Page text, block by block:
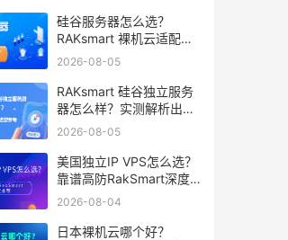
硅谷服务器怎么选？
RAKsmart 裸机云适配跨
境电商 手游后台
2026-08-05
RAKsmart 硅谷独立服务
器怎么样？实测解析出海
业务选型参考
2026-08-05
美国独立IP VPS怎么选？
靠谱高防RakSmart深度
推荐
2026-08-04
日本裸机云哪个好？